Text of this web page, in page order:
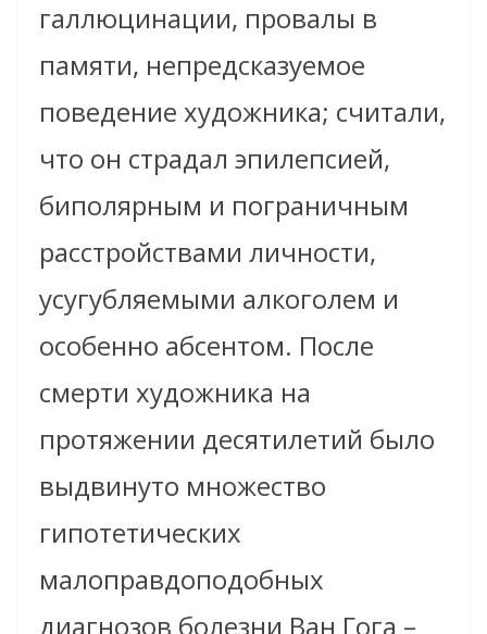
галлюцинации, провалы в
памяти, непредсказуемое
поведение художника; считали,
что он страдал эпилепсией,
биполярным и пограничным
расстройствами личности,
усугубляемыми алкоголем и
особенно абсентом. После
смерти художника на
протяжении десятилетий было
выдвинуто множество
гипотетических
малоправдоподобных
диагнозов болезни Ван Гога –